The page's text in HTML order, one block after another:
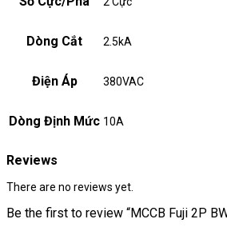
Dòng Cắt 2.5kA
Điện Áp 380VAC
Dòng Định Mức 10A
Reviews
There are no reviews yet.
Be the first to review “MCCB Fuji 2P